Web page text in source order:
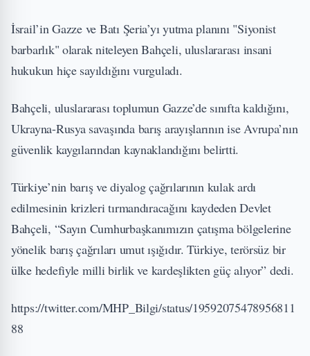
İsrail’in Gazze ve Batı Şeria’yı yutma planını "Siyonist
barbarlık" olarak niteleyen Bahçeli, uluslararası insani
hukukun hiçe sayıldığını vurguladı.
Bahçeli, uluslararası toplumun Gazze’de sınıfta kaldığını,
Ukrayna-Rusya savaşında barış arayışlarının ise Avrupa’nın
güvenlik kaygılarından kaynaklandığını belirtti.
Türkiye’nin barış ve diyalog çağrılarının kulak ardı
edilmesinin krizleri tırmandıracağını kaydeden Devlet
Bahçeli, “Sayın Cumhurbaşkanımızın çatışma bölgelerine
yönelik barış çağrıları umut ışığıdır. Türkiye, terörsüz bir
ülke hedefiyle milli birlik ve kardeşlikten güç alıyor” dedi.
https://twitter.com/MHP_Bilgi/status/19592075478956811
88